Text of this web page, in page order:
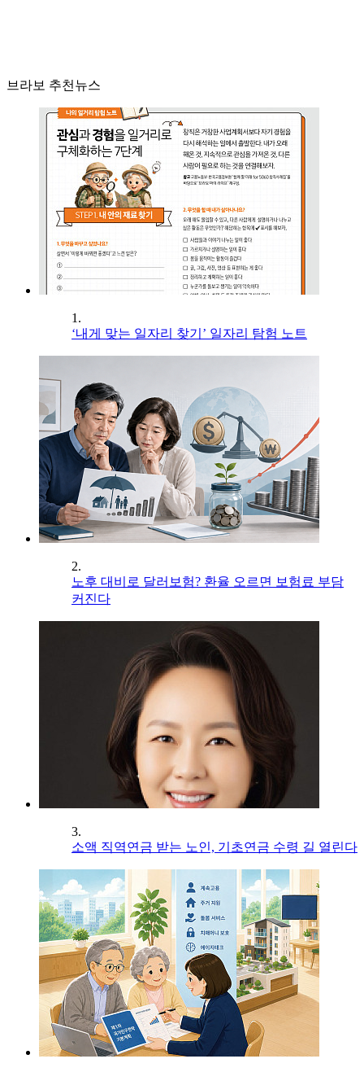
브라보 추천뉴스
1.
‘내게 맞는 일자리 찾기’ 일자리 탐험 노트
2.
노후 대비로 달러보험? 환율 오르면 보험료 부담
커진다
3.
소액 직역연금 받는 노인, 기초연금 수령 길 열린다